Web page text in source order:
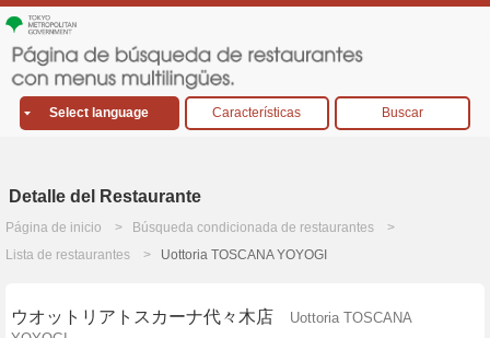
Select language Características Buscar
Detalle del Restaurante
Página de inicio
Búsqueda condicionada de restaurantes
Lista de restaurantes
Uottoria TOSCANA YOYOGI
ウオットリアトスカーナ代々木店
Uottoria TOSCANA